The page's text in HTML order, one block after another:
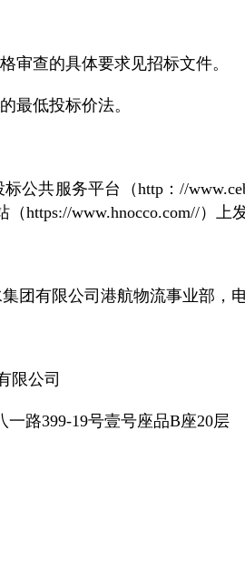
审查的具体要求见招标文件。
最低投标价法。
公共服务平台（http：//
https://www.hnocco.com//）上发
团有限公司港航物流事业部，电
限公司
路399-19号壹号座品B座20层